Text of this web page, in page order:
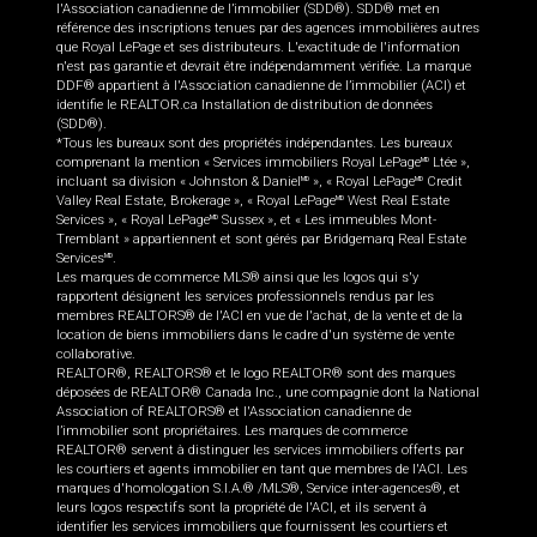
l'Association canadienne de l’immobilier (SDD®). SDD® met en
référence des inscriptions tenues par des agences immobilières autres
que Royal LePage et ses distributeurs. L'exactitude de l'information
n'est pas garantie et devrait être indépendamment vérifiée. La marque
DDF® appartient à l'Association canadienne de l’immobilier (ACI) et
identifie le REALTOR.ca Installation de distribution de données
(SDD®).
*Tous les bureaux sont des propriétés indépendantes. Les bureaux
comprenant la mention « Services immobiliers Royal LePageMD
Ltée »,
incluant sa division « Johnston & Daniel MD », « Royal LePageMD
Credit
Valley Real Estate, Brokerage », « Royal LePageMD West Real Estate
Services », « Royal LePageMD Sussex », et « Les immeubles Mont-
Tremblant » appartiennent et sont gérés par Bridgemarq Real Estate
ServicesMD.
Les marques de commerce MLS® ainsi que les logos qui s'y
rapportent désignent les services professionnels rendus par les
membres REALTORS® de l'ACI en vue de l'achat, de la vente et de la
location de biens immobiliers dans le cadre d'un système de vente
collaborative.
REALTOR®, REALTORS® et le logo REALTOR® sont des marques
déposées de REALTOR® Canada Inc., une compagnie dont la National
Association of REALTORS® et l'Association canadienne de
l’immobilier sont propriétaires. Les marques de commerce
REALTOR® servent à distinguer les services immobiliers offerts par
les courtiers et agents immobilier en tant que membres de l'ACI. Les
marques d'homologation S.I.A.® /MLS®, Service inter-agences®, et
leurs logos respectifs sont la propriété de l'ACI, et ils servent à
identifier les services immobiliers que fournissent les courtiers et